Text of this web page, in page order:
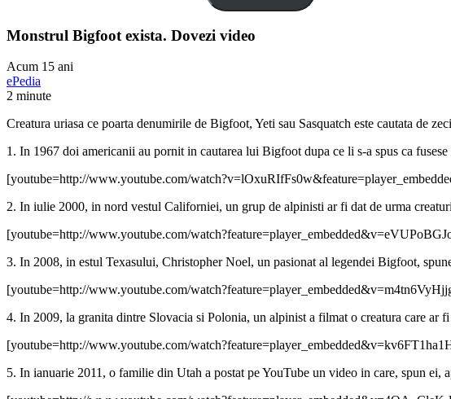
Monstrul Bigfoot exista. Dovezi video
Acum 15 ani
ePedia
2 minute
Creatura uriasa ce poarta denumirile de Bigfoot, Yeti sau Sasquatch este cautata de
1. In 1967 doi americanii au pornit in cautarea lui Bigfoot dupa ce li s-a spus ca
[youtube=http://www.youtube.com/
2. In iulie 2000, in nord vestul Californiei, un grup de alpinisti ar fi dat de urma
[youtube=http://www.youtube.com/
3. In 2008, in estul Texasului, Christopher Noel, un pasionat al legendei Bigfoot,
[youtube=http://www.youtube.com/
4. In 2009, la granita dintre Slovacia si Polonia, un alpinist a filmat o creatura care ar fi
[youtube=http://www.youtube.com/
5. In ianuarie 2011, o familie din Utah a postat pe YouTube un video in care, spun ei,